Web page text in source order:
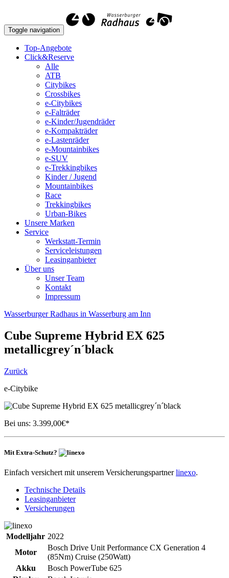
Toggle navigation
Top-Angebote
Click&Reserve
Alle
ATB
Citybikes
Crossbikes
e-Citybikes
e-Falträder
e-Kinder/Jugendräder
e-Kompakträder
e-Lastenräder
e-Mountainbikes
e-SUV
e-Trekkingbikes
Kinder / Jugend
Mountainbikes
Race
Trekkingbikes
Urban-Bikes
Unsere Marken
Service
Werkstatt-Termin
Serviceleistungen
Leasinganbieter
Über uns
Unser Team
Kontakt
Impressum
Wasserburger Radhaus in Wasserburg am Inn
Cube Supreme Hybrid EX 625
metallicgrey´n´black
Zurück
e-Citybike
Bei uns: 3.399,00€*
Mit Extra-Schutz?
Einfach versichert mit unserem Versicherungspartnerlinexo.
Technische Details
Leasinganbieter
Versicherungen
Modelljahr 2022
Motor
Bosch Drive Unit Performance CX Generation 4
(85Nm) Cruise (250Watt)
Akku
Bosch PowerTube 625